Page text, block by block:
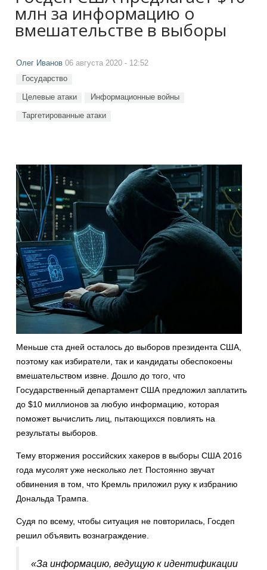
млн за информацию о
вмешательстве в выборы
Олег Иванов 06 августа 2020 - 12:52
Государство
Целевые атаки Информационные войны
Таргетированные атаки
Меньше ста дней осталось до выборов президента США,
поэтому как избиратели, так и кандидаты обеспокоены
вмешательством извне. Дошло до того, что
Государственный департамент США предложил заплатить
до $10 миллионов за любую информацию, которая
поможет вычислить лиц, пытающихся повлиять на
результаты выборов.
Тему вторжения российских хакеров в выборы США 2016
года мусолят уже несколько лет. Постоянно звучат
обвинения в том, что Кремль приложил руку к избранию
Дональда Трампа.
Судя по всему, чтобы ситуация не повторилась, Госдеп
решил объявить вознаграждение.
«За информацию, ведущую к идентификации